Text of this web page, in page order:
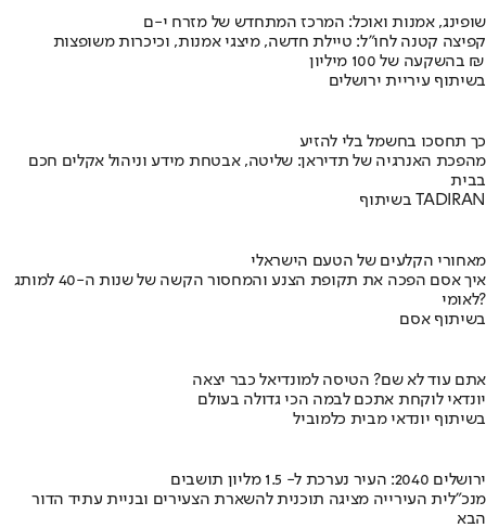
שופינג, אמנות ואוכל: המרכז המתחדש של מזרח י-ם
קפיצה קטנה לחו"ל: טיילת חדשה, מיצגי אמנות, וכיכרות משופצות
בהשקעה של 100 מיליון ₪
בשיתוף עיריית ירושלים
כך תחסכו בחשמל בלי להזיע
מהפכת האנרגיה של תדיראן: שליטה, אבטחת מידע וניהול אקלים חכם
בבית
בשיתוף TADIRAN
מאחורי הקלעים של הטעם הישראלי
איך אסם הפכה את תקופת הצנע והמחסור הקשה של שנות ה-40 למותג
לאומי?
בשיתוף אסם
אתם עוד לא שם? הטיסה למונדיאל כבר יצאה
יונדאי לוקחת אתכם לבמה הכי גדולה בעולם
בשיתוף יונדאי מבית כלמוביל
ירושלים 2040: העיר נערכת ל- 1.5 מליון תושבים
מנכ"לית העירייה מציגה תוכנית להשארת הצעירים ובניית עתיד הדור
הבא